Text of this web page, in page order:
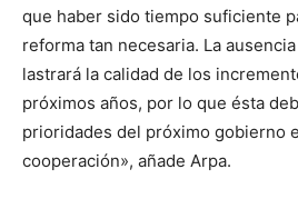
que haber sido tiempo suficiente
reforma tan necesaria. La
lastrará la calidad de los
próximos años, por lo que ésta
prioridades del próximo gobierno
cooperación», añade Arpa.